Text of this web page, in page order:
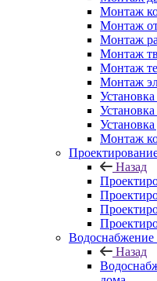
Монтаж
Монтаж
Монтаж
Монтаж
Монтаж
Монтаж
Установка
Монтаж
Назад
Водоснабжение
Назад